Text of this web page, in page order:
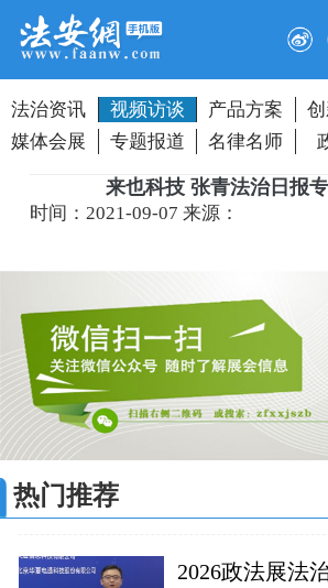
法治资讯 视频访谈 产品方案
媒体会展
专题报道 名律名师
来也科技 张青法治日报
时间：2021-09-07来源：
热门推荐
2026政法展法